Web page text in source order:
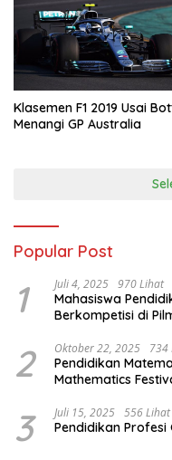
Klasemen F1 2019 Usai
Menangi GP Australia
Popular Post
1 Juli 4, 2025 970 Lihat
Mahasiswa
Berkompetisi di
2 Oktober 22, 2025 734
Pendidikan
Mathematics
3 Juli 15, 2025 556 Lihat
Pendidikan Profesi